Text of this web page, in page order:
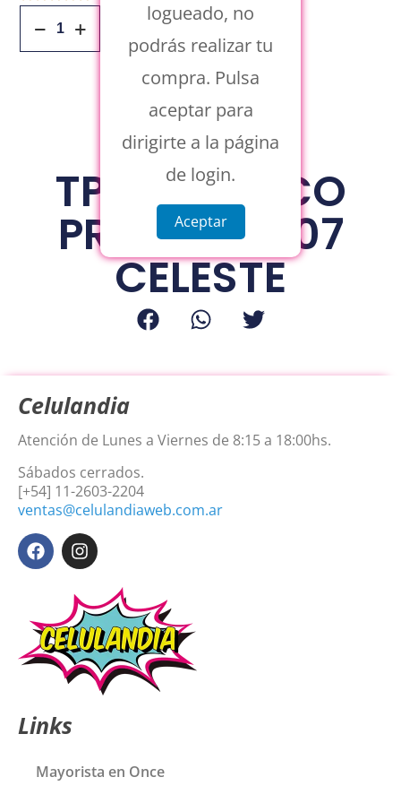
Añadir Al Carrito
TPU ACRILICO
PREMIUM A07
CELESTE
Celulandia
Atención de Lunes a Viernes de 8:15 a 18:00hs.
Sábados cerrados.
[+54] 11-2603-2204
ventas@celulandiaweb.com.ar
Links
Mayorista en Once
logueado, no
podrás realizar tu
compra. Pulsa
aceptar para
dirigirte a la página
de login.
Aceptar